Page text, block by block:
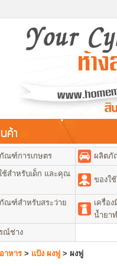
ค้า
ณฑ์การเกษตร
ผลิตภั
ช้สำหรับเด็ก และคุณ
ของใ
ณฑ์สำหรับสระว่าย
เครื่อ
น้ำยา
ณ์ช่าง
าหาร > แป้ง ผงฟู > ผงฟู